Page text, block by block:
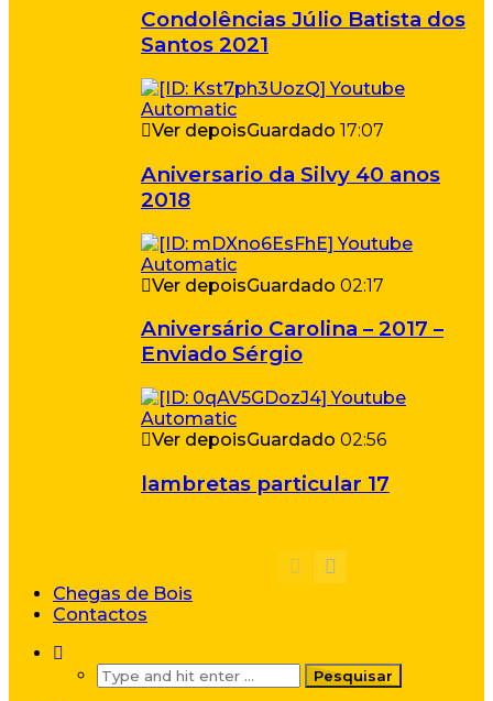
Condolências Júlio Batista dos
Santos 2021
Ver depoisGuardado 17:07
Aniversario da Silvy 40 anos
2018
Ver depoisGuardado 02:17
Aniversário Carolina – 2017 –
Enviado Sérgio
Ver depoisGuardado 02:56
lambretas particular 17
Chegas de Bois
Contactos